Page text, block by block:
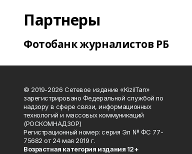
Партнеры
Фотобанк журналистов РБ
© 2019-2026 Сетевое издание «KizilTan»
зарегистрировано Федеральной службой по
надзору в сфере связи, информационных
технологий и массовых коммуникаций
(РОСКОМНАДЗОР)
Регистрационный номер: серия Эл № ФС 77-
75682 от 24 мая 2019 г.
Возрастная категория издания 12+